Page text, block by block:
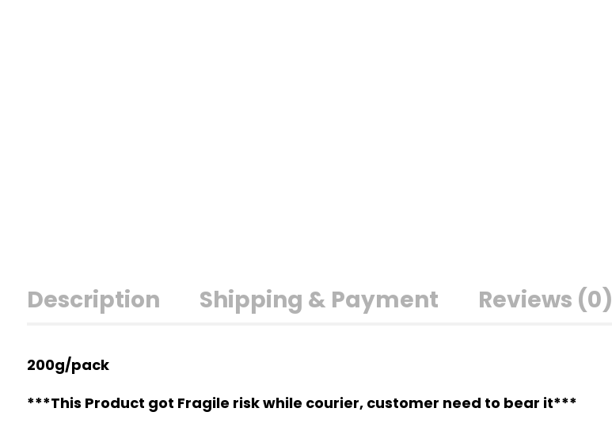
Description Shipping & Payment Reviews (0)
200g/pack
***This Product got Fragile risk while courier, customer need to bear it***